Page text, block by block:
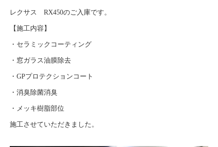
レクサス RX450のご入庫です。
【施工内容】
・セラミックコーティング
・窓ガラス油膜除去
・GPプロテクションコート
・消臭除菌消臭
・メッキ樹脂部位
施工させていただきました。